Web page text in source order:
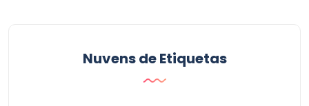
Nuvens de Etiquetas